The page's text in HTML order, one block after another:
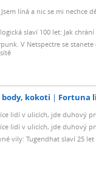
líná a nic se mi nechce
slaví 100 let: Jak chrání
V Netspectre se
kokoti Fortuna
lidí v ulicích, jde duhový
lidí v ulicích, jde duhový
vily: Tugendhat slaví 25 let